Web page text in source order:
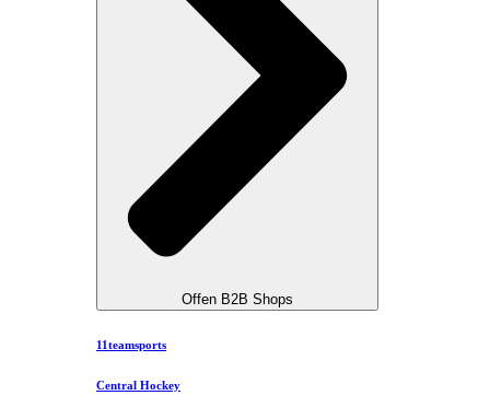
Offen B2B Shops
11teamsports
Central Hockey